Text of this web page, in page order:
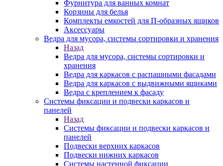
Фурнитура для ванных комнат
Корзины для белья
Комплекты емкостей для П-образных ящиков
Аксессуары
Ведра для мусора, системы сортировки и хранения
Назад
Ведра для мусора, системы сортировки и
хранения
Ведра для каркасов с распашными фасадами
Ведра для каркасов с выдвижными ящиками
Ведра с креплением к фасаду
Системы фиксации и подвески каркасов и
панелей
Назад
Системы фиксации и подвески каркасов и
панелей
Подвески верхних каркасов
Подвески нижних каркасов
Системы настенной фиксации